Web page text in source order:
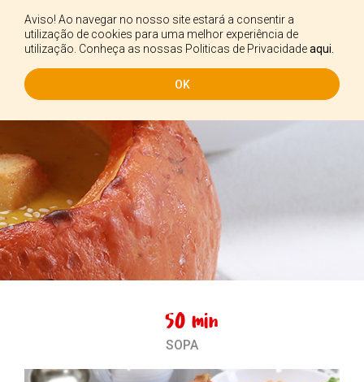
Aviso! Ao navegar no nosso site estará a consentir a
utilização de cookies para uma melhor experiência de
utilização. Conheça as nossas Politicas de Privacidadeaqui.
OK
PT
SOPA
50 min